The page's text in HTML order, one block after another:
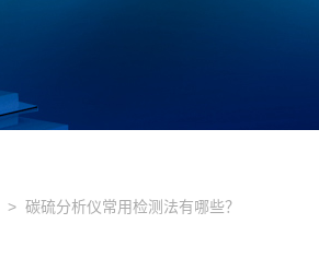
> 碳硫分析仪常用检测法有哪些？